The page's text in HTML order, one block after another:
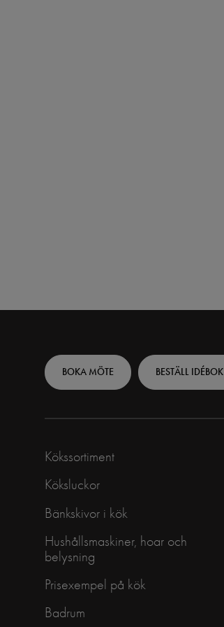
Footer
top
-
Swedish
BOKA MÖTE BESTÄLL IDÉBOK
Kökssortiment
Köksluckor
Bänkskivor i kök
Hushållsmaskiner, hoar och
belysning
Prisexempel på kök
Badrum